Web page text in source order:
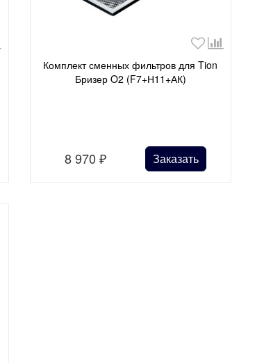
Комплект сменных фильтров для Tion
Бризер O2 (F7+Н11+АК)
8 970 ₽ Заказать